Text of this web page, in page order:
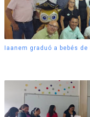
Iaanem graduó a bebés